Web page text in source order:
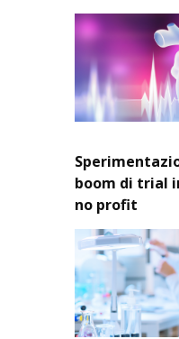
boom di trial
no profit